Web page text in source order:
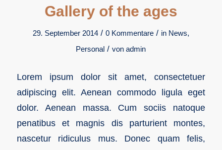
Gallery of the ages
29. September 2014 / 0 Kommentare / in News,
Personal / vonadmin
Lorem ipsum dolor sit amet, consectetuer
adipiscing elit. Aenean commodo ligula eget
dolor. Aenean massa. Cum sociis natoque
penatibus et magnis dis parturient montes,
nascetur ridiculus mus. Donec quam felis,